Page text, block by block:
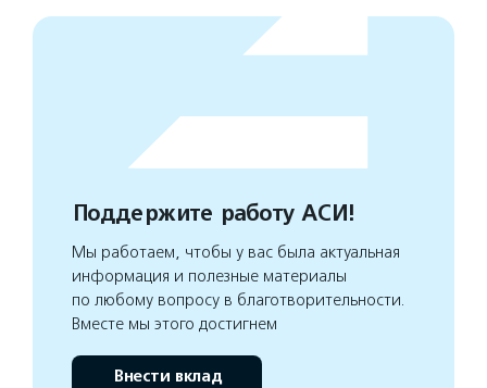
Поддержите работу АСИ!
Мы работаем, чтобы у вас была актуальная
информация и полезные материалы
по любому вопросу в благотворительности.
Вместе мы этого достигнем
Внести вклад